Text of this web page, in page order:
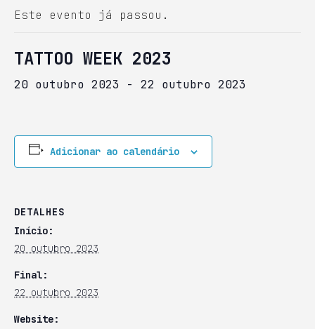
Este evento já passou.
TATTOO WEEK 2023
20 outubro 2023 - 22 outubro 2023
Adicionar ao calendário
DETALHES
Início:
20 outubro 2023
Final:
22 outubro 2023
Website: